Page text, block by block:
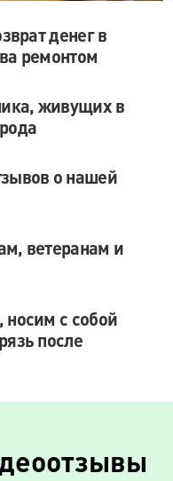
денег в
ремонтом
живущих в
о нашей
ветеранам и
с собой
после